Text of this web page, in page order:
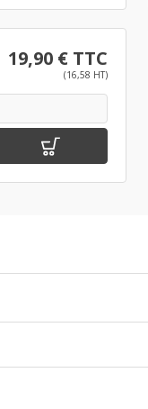
19,90 € TTC
(16,58 HT)